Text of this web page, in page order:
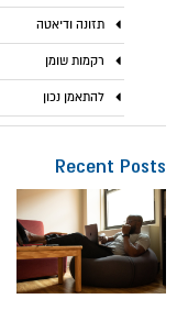
תזונה ודיאטה
רקמות שומן
להתאמן נכון
Recent Posts